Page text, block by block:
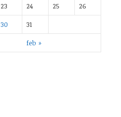
feb »
23 24 25
26
30 31